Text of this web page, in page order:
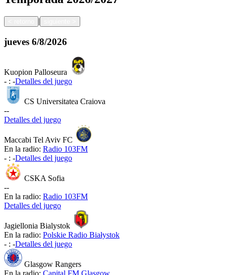
|
jueves 6/8/2026
Kuopion Palloseura
- : -Detalles del juego
CS Universitatea Craiova
--
Detalles del juego
Maccabi Tel Aviv FC
En la radio: Radio 103FM
- : -Detalles del juego
CSKA Sofia
--
En la radio: Radio 103FM
Detalles del juego
Jagiellonia Bialystok
En la radio: Polskie Radio Białystok
- : -Detalles del juego
Glasgow Rangers